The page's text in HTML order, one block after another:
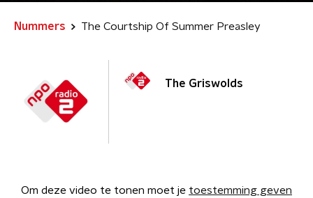
Nummers The Courtship Of Summer Preasley
The Griswolds
Om deze video te tonen moet je toestemming geven